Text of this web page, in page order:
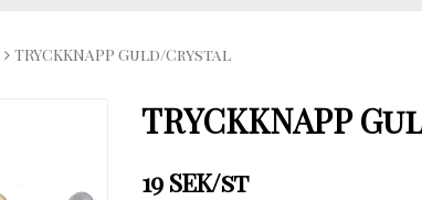
TRYCKKNAPP Guld/Crystal
TRYCKKNAPP
19 SEK/st